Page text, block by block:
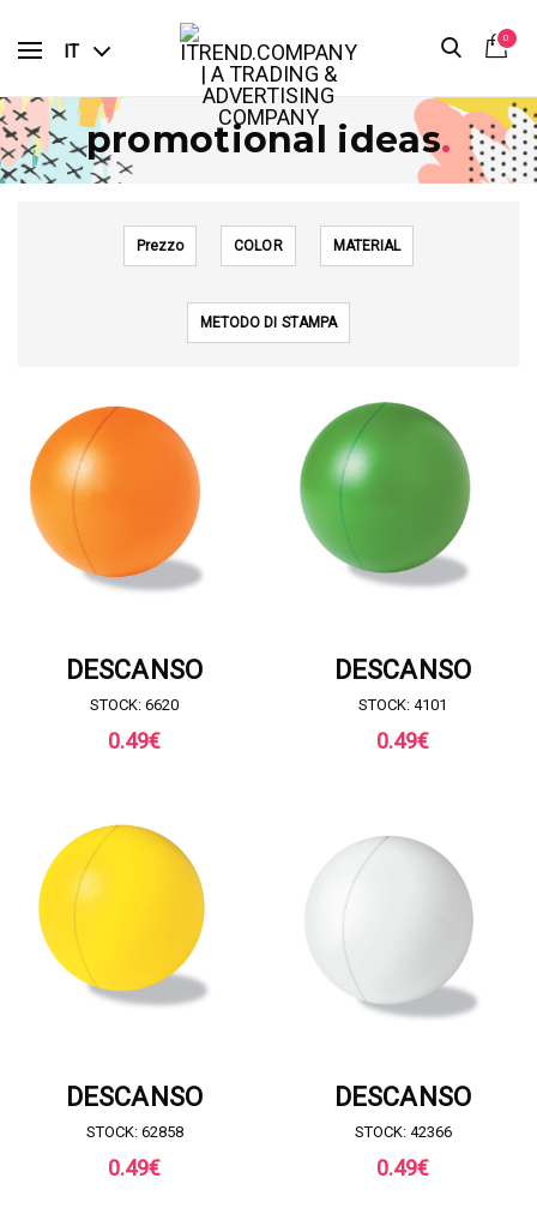
IT
0
promotional ideas.
Prezzo COLOR MATERIAL
METODO DI STAMPA
DESCANSO
STOCK: 6620
0.49€
DESCANSO
STOCK: 4101
0.49€
DESCANSO
STOCK: 62858
0.49€
DESCANSO
STOCK: 42366
0.49€